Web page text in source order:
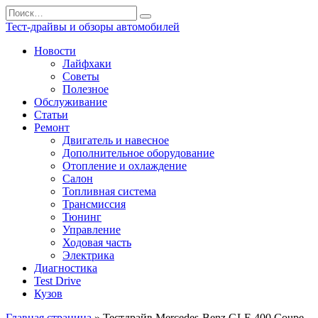
Перейти
к
содержанию
Search
for:
Тест-драйвы и обзоры автомобилей
Новости
Лайфхаки
Советы
Полезное
Обслуживание
Статьи
Ремонт
Двигатель и навесное
Дополнительное оборудование
Отопление и охлаждение
Салон
Топливная система
Трансмиссия
Тюнинг
Управление
Ходовая часть
Электрика
Диагностика
Test Drive
Кузов